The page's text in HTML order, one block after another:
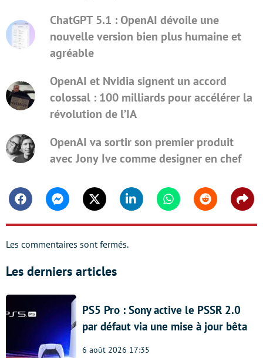
ChatGPT 5.1 : OpenAI dévoile une
nouvelle version bien plus humaine et
agréable
OpenAI et Nvidia signent un accord
colossal : 100 milliards pour accélérer la
révolution de l’IA
OpenAI va sortir son premier produit
avec Jony Ive comme designer en chef
FacebookMessengerTwitter Linkedin WhatsappReddit
Les commentaires sont fermés.
Les derniers articles
PS5 Pro : Sony active le PSSR 2.0
par défaut via une mise à jour bêta
6 août 2026 17:35